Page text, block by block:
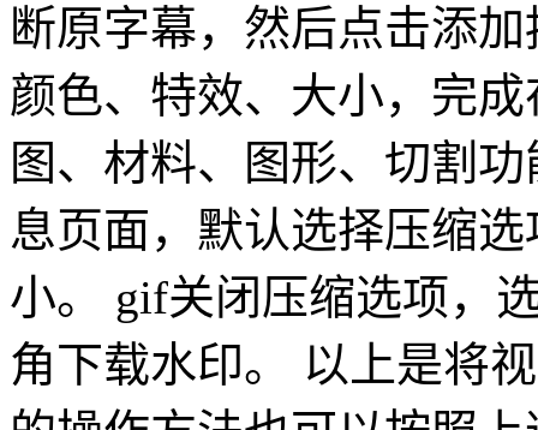
断原字幕，然后点击添
颜色、特效、大小，完
图、材料、图形、切割
息页面，默认选择压缩
小。 gif关闭压缩选项，
角下载水印。 以上是将